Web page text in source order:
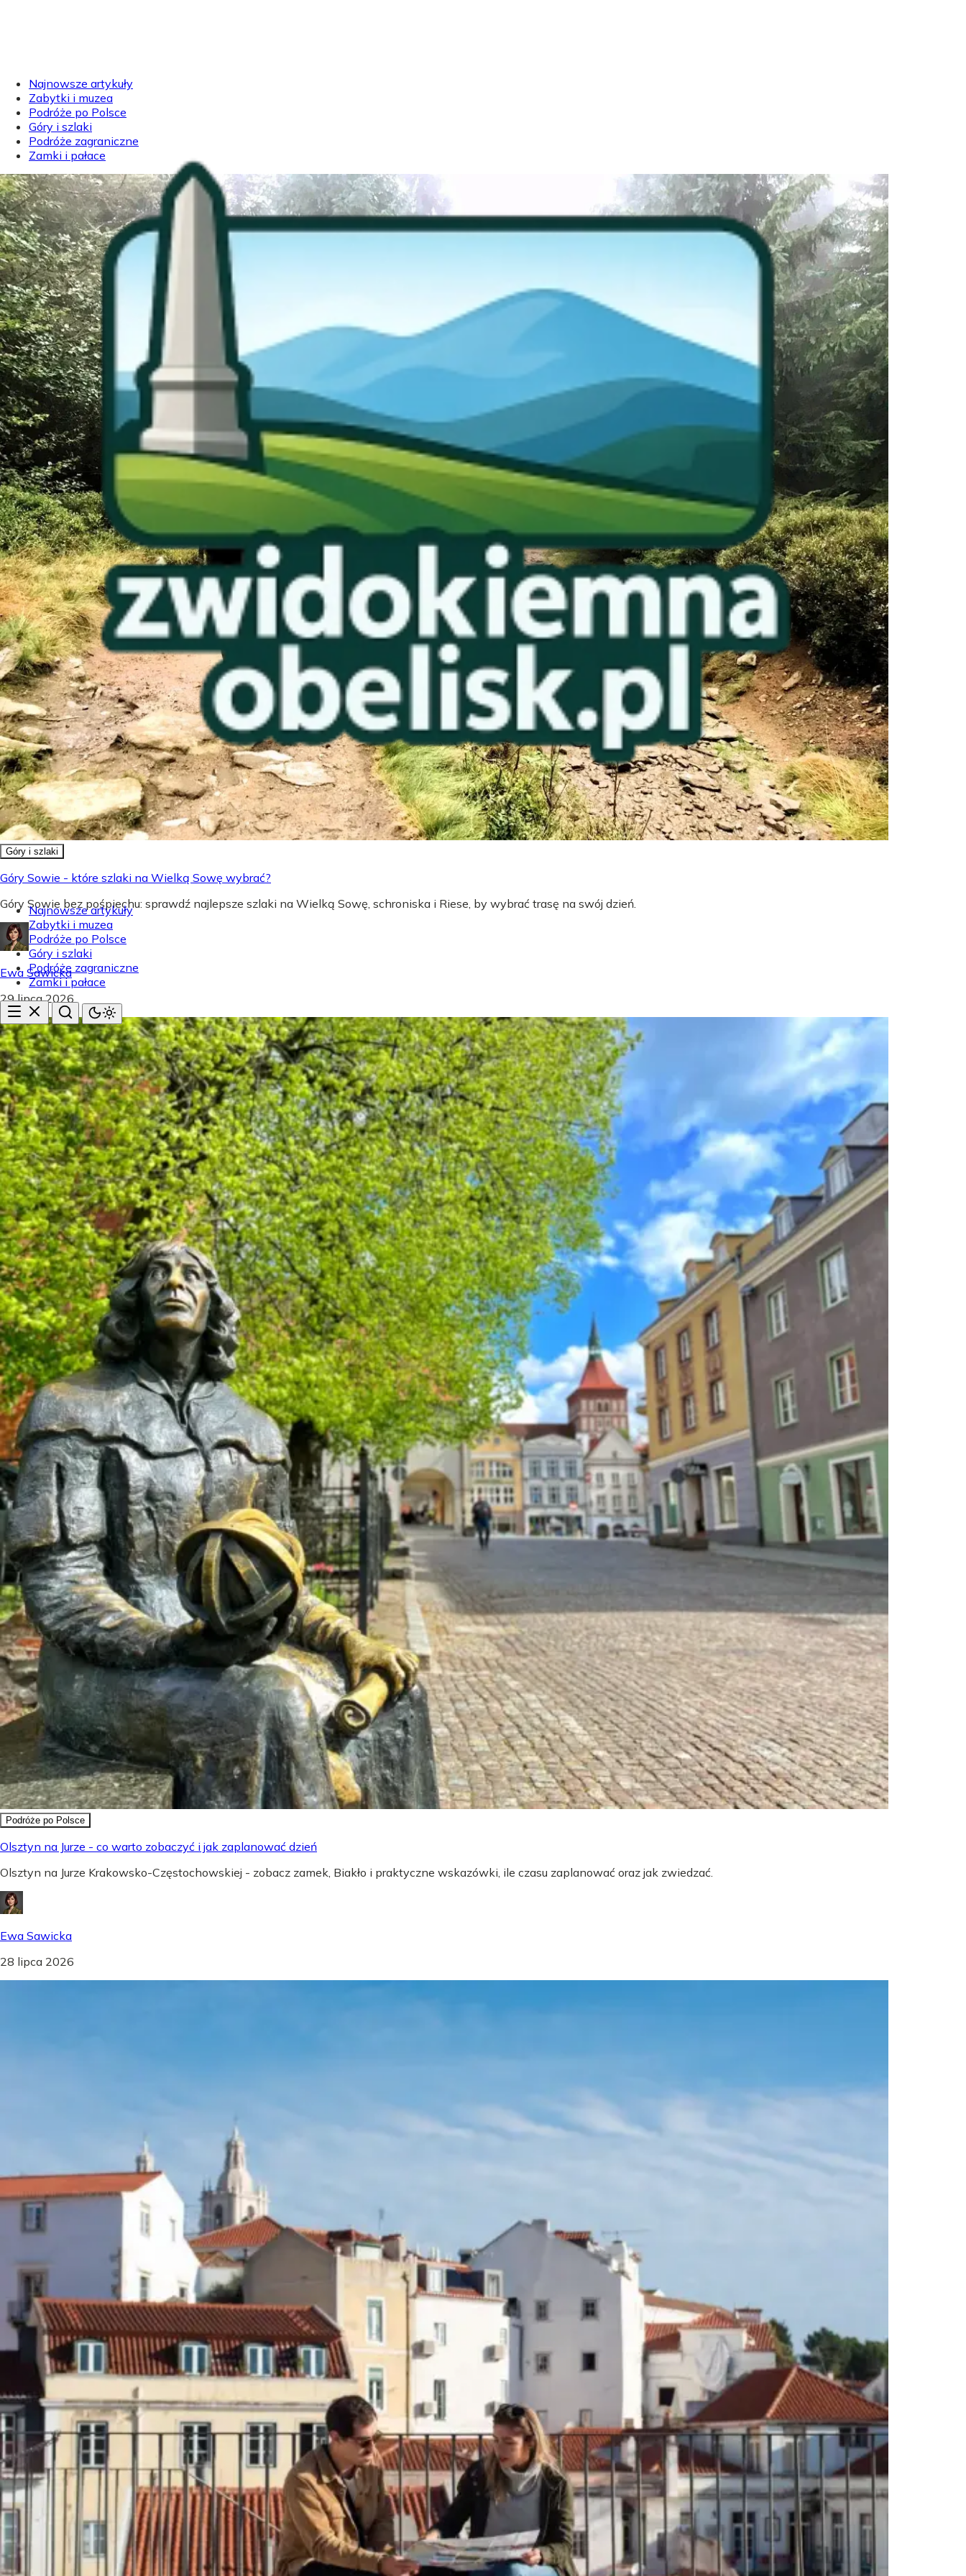
Najnowsze artykuły
Zabytki i muzea
Podróże po Polsce
Góry i szlaki
Podróże zagraniczne
Zamki i pałace
Najnowsze artykuły
Zabytki i muzea
Podróże po Polsce
Góry i szlaki
Podróże zagraniczne
Zamki i pałace
Góry i szlaki
Góry Sowie - które szlaki na Wielką Sowę wybrać?
Góry Sowie bez pośpiechu: sprawdź najlepsze szlaki na Wielką Sowę, schroniska i Riese, by wybrać trasę na swój dzień.
Ewa Sawicka
29 lipca 2026
Podróże po Polsce
Olsztyn na Jurze - co warto zobaczyć i jak zaplanować dzień
Olsztyn na Jurze Krakowsko-Częstochowskiej - zobacz zamek, Biakło i praktyczne wskazówki, ile czasu zaplanować oraz jak zwiedzać.
Ewa Sawicka
28 lipca 2026